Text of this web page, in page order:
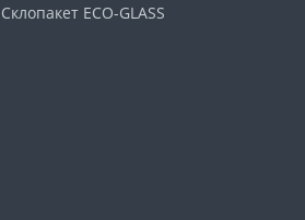
Склопакет ECO-GLASS